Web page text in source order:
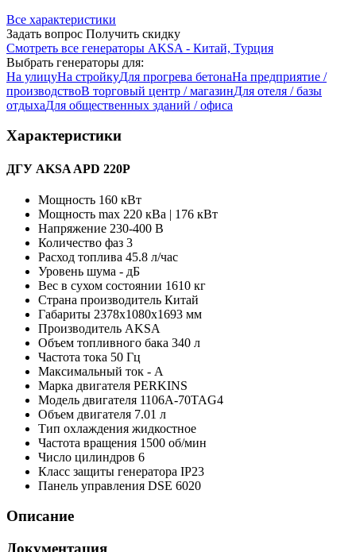
Все характеристики
Задать вопрос Получить скидку
Смотреть все генераторы AKSA - Китай, Турция
Выбрать генераторы для:
На улицуНа стройкуДля прогрева бетонаНа предприятие /
производствоВ торговый центр / магазинДля отеля / базы
отдыхаДля общественных зданий / офиса
Характеристики
ДГУ AKSA APD 220P
Мощность 160 кВт
Мощность max 220 кВа | 176 кВт
Напряжение 230-400 В
Количество фаз 3
Расход топлива 45.8 л/час
Уровень шума - дБ
Вес в сухом состоянии 1610 кг
Страна производитель Китай
Габариты 2378х1080х1693 мм
Производитель AKSA
Объем топливного бака 340 л
Частота тока 50 Гц
Максимальный ток - А
Марка двигателя PERKINS
Модель двигателя 1106A-70TAG4
Объем двигателя 7.01 л
Тип охлаждения жидкостное
Частота вращения 1500 об/мин
Число цилиндров 6
Класс защиты генератора IP23
Панель управления DSE 6020
Описание
Документация